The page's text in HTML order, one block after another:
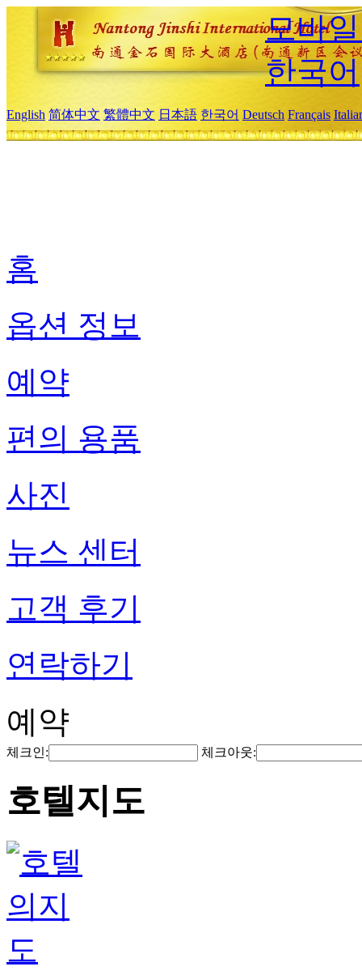
모바
한국어
English 简体中文 繁體中文 日本語 한국어 Deutsch Français
홈
옵션 정보
예약
편의 용품
사진
뉴스 센터
고객 후기
연락하기
예약
체크인: 체크아웃:
호텔지도